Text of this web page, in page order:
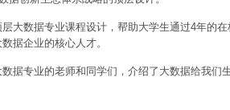
大数据专业课程设计，帮助大学生通过4年的
据企业的核心人才。
据专业的老师和同学们，介绍了大数据给我们